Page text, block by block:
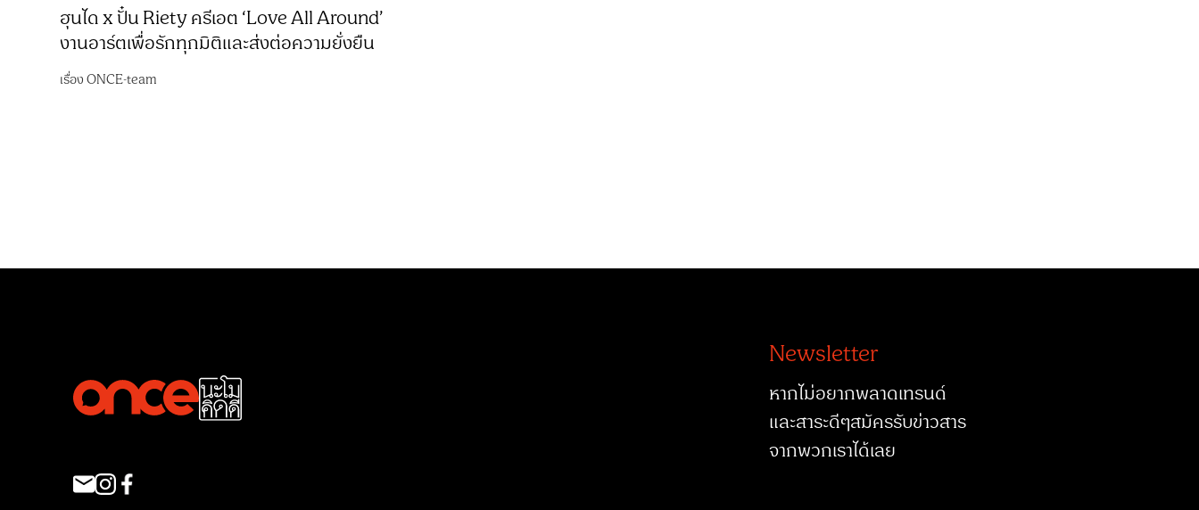
ฮุนได x ปั๋น Riety ครีเอต ‘Love All Around’
งานอาร์ตเพื่อรักทุกมิติและส่งต่อความยั่งยืน
เรื่องONCE-team
Newsletter
หากไม่อยากพลาดเทรนด์
และสาระดีๆสมัครรับข่าวสาร
จากพวกเราได้เลย